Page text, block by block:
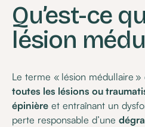
Qu’est-ce
lésion
Le terme « lésion médullaire
toutes les lésions ou
épinière et entraînant un
perte responsable d’une